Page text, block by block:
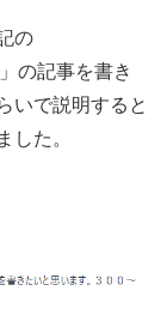
の
の記事を書き
いで説明すると
した。